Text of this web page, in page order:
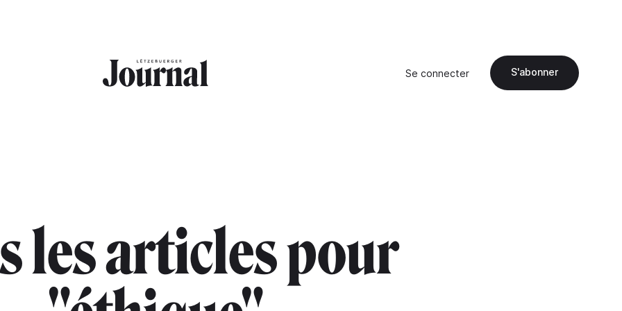
Se connecter S'abonner
les articles pour